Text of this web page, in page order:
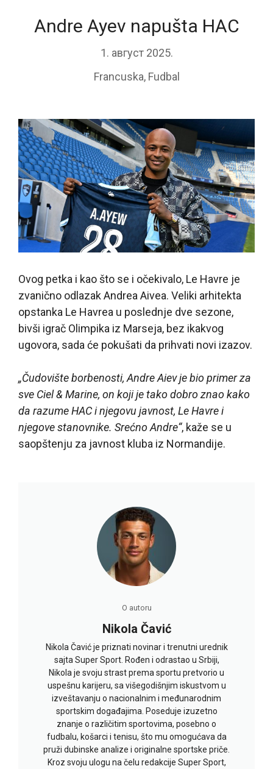
Andre Ayev napušta HAC
1. август 2025.
Francuska, Fudbal
Ovog petka i kao što se i očekivalo, Le Havre je
zvanično odlazak Andrea Aivea. Veliki arhitekta
opstanka Le Havrea u poslednje dve sezone,
bivši igrač Olimpika iz Marseja, bez ikakvog
ugovora, sada će pokušati da prihvati novi izazov.
„Čudovište borbenosti, Andre Aiev je bio primer za
sve Ciel & Marine, on koji je tako dobro znao kako
da razume HAC i njegovu javnost, Le Havre i
njegove stanovnike. Srećno Andre“, kaže se u
saopštenju za javnost kluba iz Normandije.
O autoru
Nikola Čavić
Nikola Čavić je priznati novinar i trenutni urednik
sajta Super Sport. Rođen i odrastao u Srbiji,
Nikola je svoju strast prema sportu pretvorio u
uspešnu karijeru, sa višegodišnjim iskustvom u
izveštavanju o nacionalnim i međunarodnim
sportskim događajima. Poseduje izuzetno
znanje o različitim sportovima, posebno o
fudbalu, košarci i tenisu, što mu omogućava da
pruži dubinske analize i originalne sportske priče.
Kroz svoju ulogu na čelu redakcije Super Sport,